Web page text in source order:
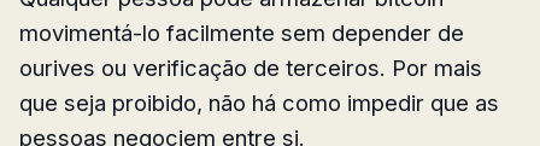
movimentá-lo facilmente sem depender de
ourives ou verificação de terceiros. Por mais
que seja proibido, não há como impedir que as
pessoas negociem entre si.